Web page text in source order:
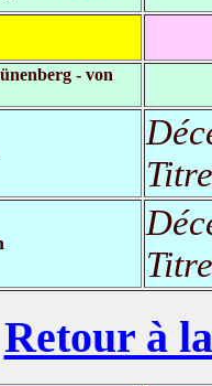
- von
Retour à